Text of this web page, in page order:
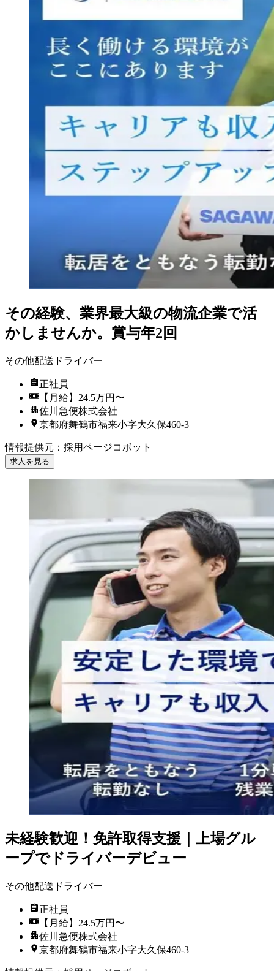
その経験、業界最大級の物流企業で活
かしませんか。賞与年2回
その他配送ドライバー
正社員
【月給】24.5万円〜
佐川急便株式会社
京都府舞鶴市福来小字大久保460-3
情報提供元 ： 採用ページコボット
求人を見る
未経験歓迎！免許取得支援｜上場グル
ープでドライバーデビュー
その他配送ドライバー
正社員
【月給】24.5万円〜
佐川急便株式会社
京都府舞鶴市福来小字大久保460-3